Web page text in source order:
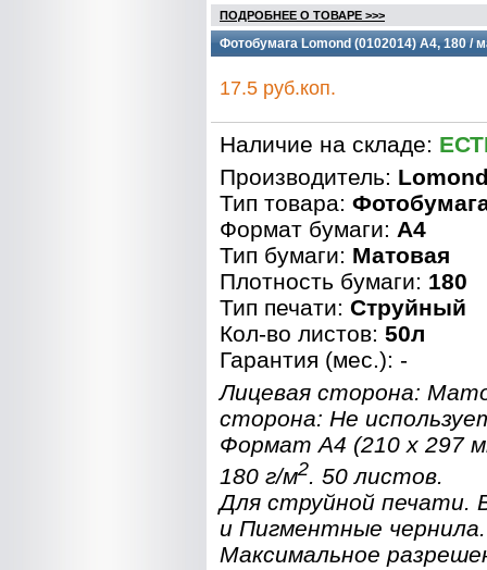
ПОДРОБНЕЕ О ТОВАРЕ >>>
Фотобумага Lomond (0102014) A4, 180 /
17.5 руб.коп.
Наличие на складе:
Производитель:
Тип товара:
Формат бумаги: A4
Тип бумаги: Матовая
Плотность бумаги: 180
Тип печати: Струйный
Кол-во листов: 50л
Гарантия (мес.): -
Лицевая сторона:
сторона: Не
Формат A4 (210 x 297
180 г/м2. 50 листов.
Для струйной печати.
и Пигментные чернила.
Максимальное